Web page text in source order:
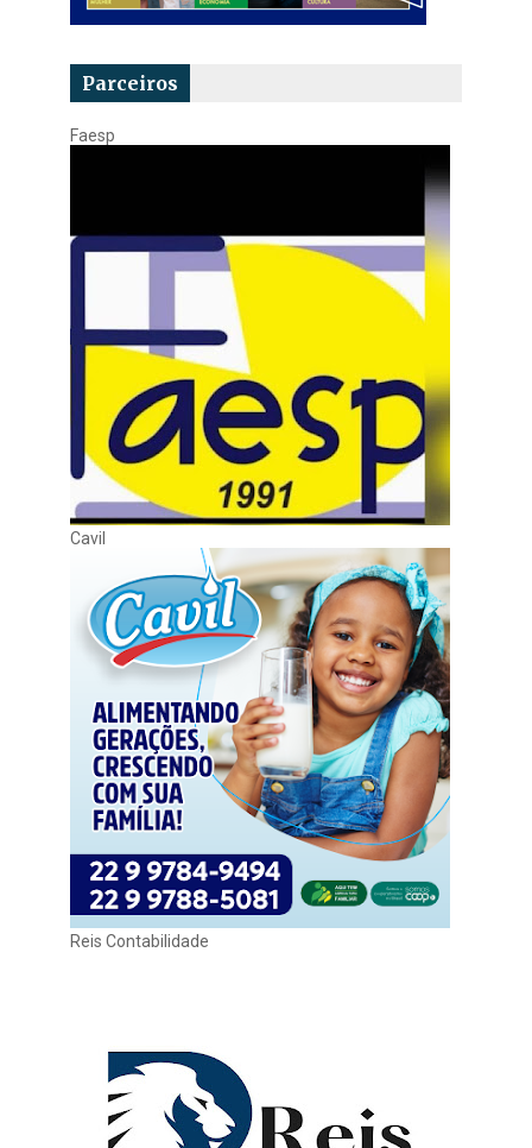
Parceiros
Faesp
Cavil
Reis Contabilidade